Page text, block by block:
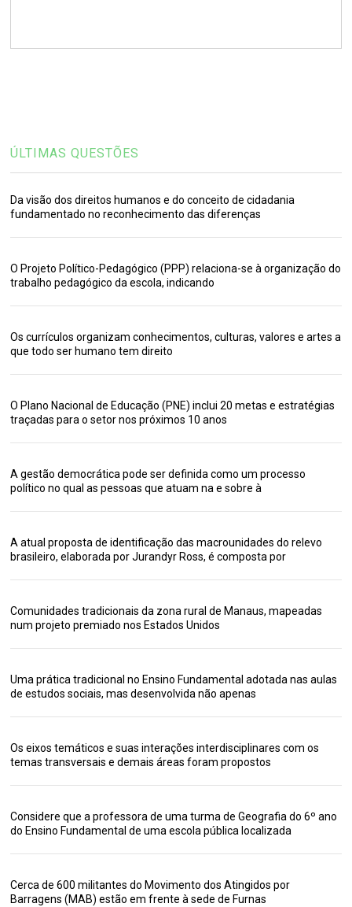
ÚLTIMAS QUESTÕES
Da visão dos direitos humanos e do conceito de cidadania
fundamentado no reconhecimento das diferenças
O Projeto Político-Pedagógico (PPP) relaciona-se à organização do
trabalho pedagógico da escola, indicando
Os currículos organizam conhecimentos, culturas, valores e artes a
que todo ser humano tem direito
O Plano Nacional de Educação (PNE) inclui 20 metas e estratégias
traçadas para o setor nos próximos 10 anos
A gestão democrática pode ser definida como um processo
político no qual as pessoas que atuam na e sobre à
A atual proposta de identificação das macrounidades do relevo
brasileiro, elaborada por Jurandyr Ross, é composta por
Comunidades tradicionais da zona rural de Manaus, mapeadas
num projeto premiado nos Estados Unidos
Uma prática tradicional no Ensino Fundamental adotada nas aulas
de estudos sociais, mas desenvolvida não apenas
Os eixos temáticos e suas interações interdisciplinares com os
temas transversais e demais áreas foram propostos
Considere que a professora de uma turma de Geografia do 6º ano
do Ensino Fundamental de uma escola pública localizada
Cerca de 600 militantes do Movimento dos Atingidos por
Barragens (MAB) estão em frente à sede de Furnas